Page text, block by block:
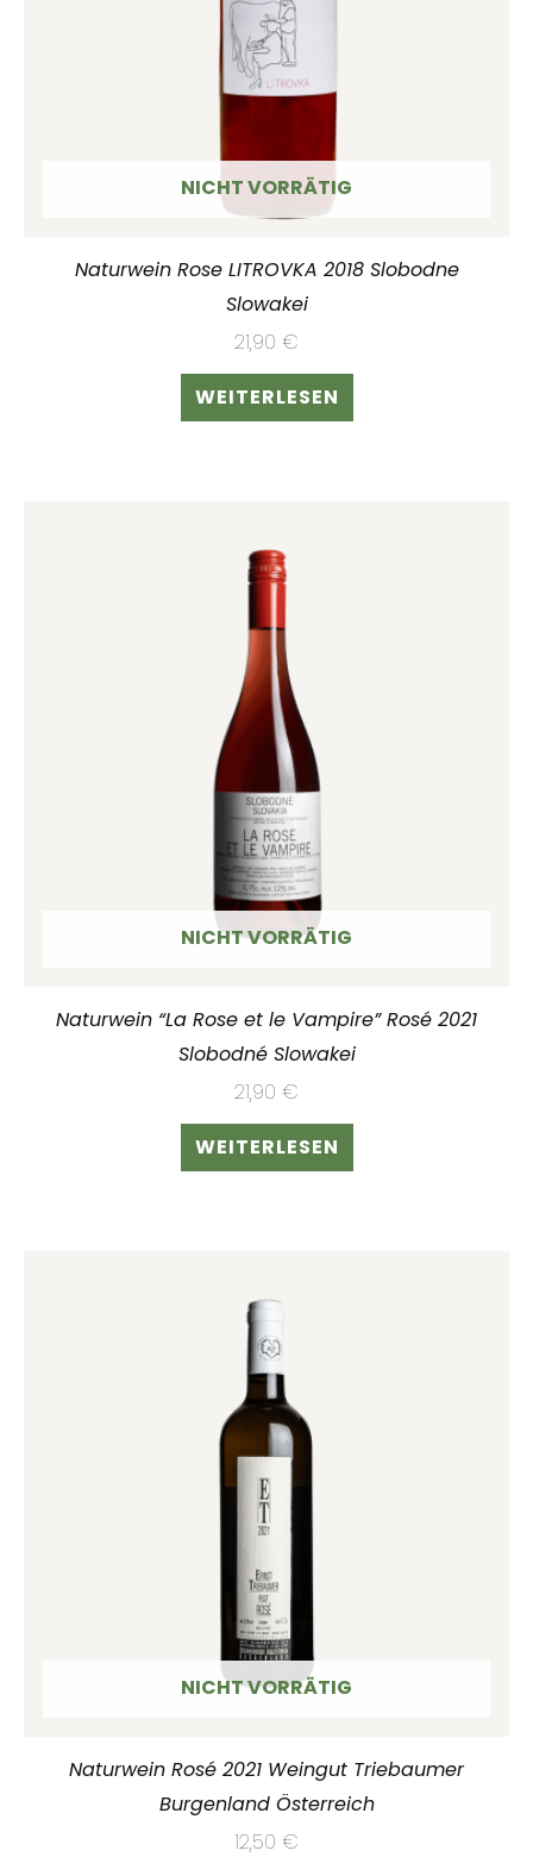
NICHT VORRÄTIG
Naturwein Rose LITROVKA 2018 Slobodne
Slowakei
21,90 €
WEITERLESEN
NICHT VORRÄTIG
Naturwein “La Rose et le Vampire” Rosé 2021
Slobodné Slowakei
21,90 €
WEITERLESEN
NICHT VORRÄTIG
Naturwein Rosé 2021 Weingut Triebaumer
Burgenland Österreich
12,50 €